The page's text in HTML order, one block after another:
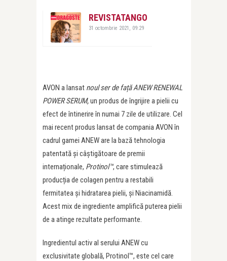
REVISTATANGO
31 octombrie 2021, 09:29
AVON a lansat noul ser de față ANEW RENEWAL
POWER SERUM,un produs de îngrijire a pielii cu
efect de întinerire în numai 7 zile de utilizare. Cel
mai recent produs lansat de compania AVON în
cadrul gamei ANEW are la bază tehnologia
patentată și câștigătoare de premii
internaționale, Protinol™, care stimulează
producția de colagen pentru a restabili
fermitatea și hidratarea pielii, și Niacinamidă.
Acest mix de ingrediente amplifică puterea pielii
de a atinge rezultate performante.
Ingredientul activ al serului ANEW cu
exclusivitate globală, Protinol™, este cel care